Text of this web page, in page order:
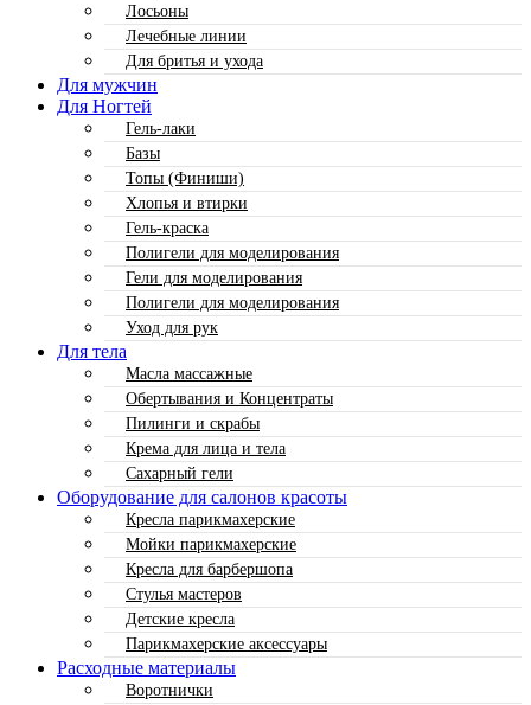
Лосьоны
Лечебные линии
Для бритья и ухода
Для мужчин
Для Ногтей
Гель-лаки
Базы
Топы (Финиши)
Хлопья и втирки
Гель-краска
Полигели для моделирования
Гели для моделирования
Полигели для моделирования
Уход для рук
Для тела
Масла массажные
Обертывания и Концентраты
Пилинги и скрабы
Крема для лица и тела
Сахарный гели
Оборудование для салонов красоты
Кресла парикмахерские
Мойки парикмахерские
Кресла для барбершопа
Стулья мастеров
Детские кресла
Парикмахерские аксессуары
Расходные материалы
Воротнички